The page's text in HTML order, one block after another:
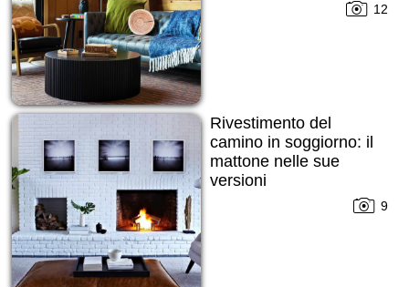
12
Rivestimento del
camino in soggiorno: il
mattone nelle sue
versioni
9